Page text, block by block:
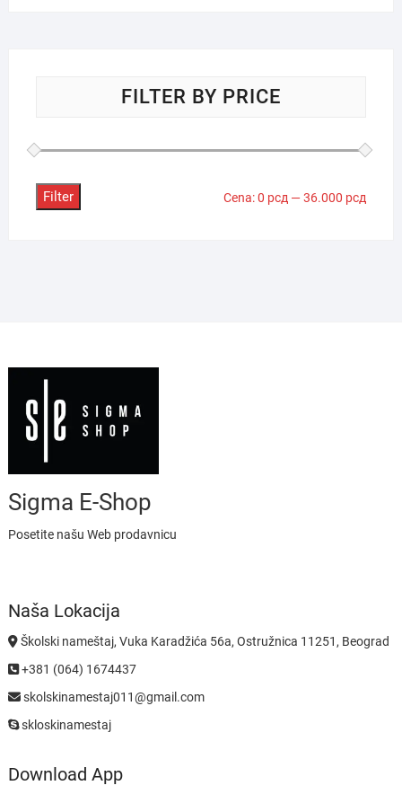
FILTER BY PRICE
Filter Cena:0 рсд —36.000 рсд
Sigma E-Shop
Posetite našu Web prodavnicu
Naša Lokacija
Školski nameštaj, Vuka Karadžića 56a, Ostružnica 11251, Beograd
+381 (064) 1674437
skolskinamestaj011@gmail.com
skloskinamestaj
Download App